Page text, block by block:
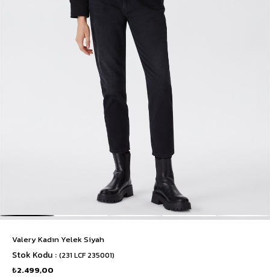
Valery Kadın Yelek Siyah
Stok Kodu (231 LCF 235001)
₺2.499,00